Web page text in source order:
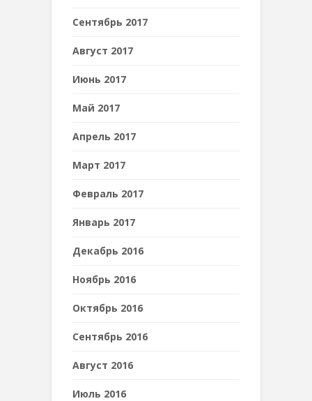
Сентябрь 2017
Август 2017
Июнь 2017
Май 2017
Апрель 2017
Март 2017
Февраль 2017
Январь 2017
Декабрь 2016
Ноябрь 2016
Октябрь 2016
Сентябрь 2016
Август 2016
Июль 2016